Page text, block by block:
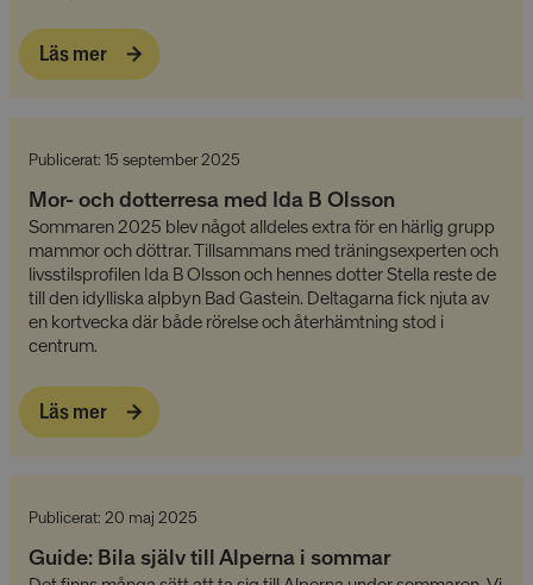
Läs mer
Publicerat: 15 september 2025
Mor- och dotterresa med Ida B Olsson
Sommaren 2025 blev något alldeles extra för en härlig grupp
mammor och döttrar. Tillsammans med träningsexperten och
livsstilsprofilen Ida B Olsson och hennes dotter Stella reste de
till den idylliska alpbyn Bad Gastein. Deltagarna fick njuta av
en kortvecka där både rörelse och återhämtning stod i
centrum.
Läs mer
Publicerat: 20 maj 2025
Guide: Bila själv till Alperna i sommar